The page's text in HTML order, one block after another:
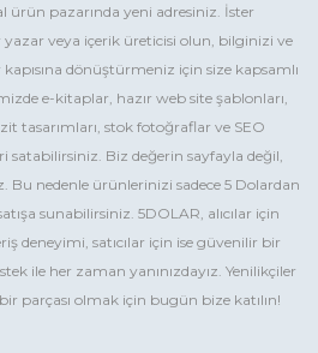
ürün pazarında yeni adresiniz. İster
yazar veya içerik üreticisi olun, bilginizi ve
kapısına dönüştürmeniz için size kapsamlı
e-kitaplar, hazır web site şablonları,
tasarımları, stok fotoğraflar ve SEO
satabilirsiniz. Biz değerin sayfayla değil,
Bu nedenle ürünlerinizi sadece 5 Dolardan
sunabilirsiniz. 5DOLAR, alıcılar için
deneyimi, satıcılar için ise güvenilir bir
ile her zaman yanınızdayız. Yenilikçiler
parçası olmak için bugün bize katılın!